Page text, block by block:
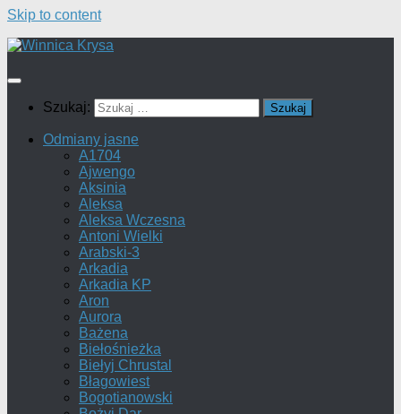
Skip to content
Szukaj:
Odmiany jasne
A1704
Ajwengo
Aksinia
Aleksa
Aleksa Wczesna
Antoni Wielki
Arabski-3
Arkadia
Arkadia KP
Aron
Aurora
Bażena
Biełośnieżka
Biełyj Chrustal
Błagowiest
Bogotianowski